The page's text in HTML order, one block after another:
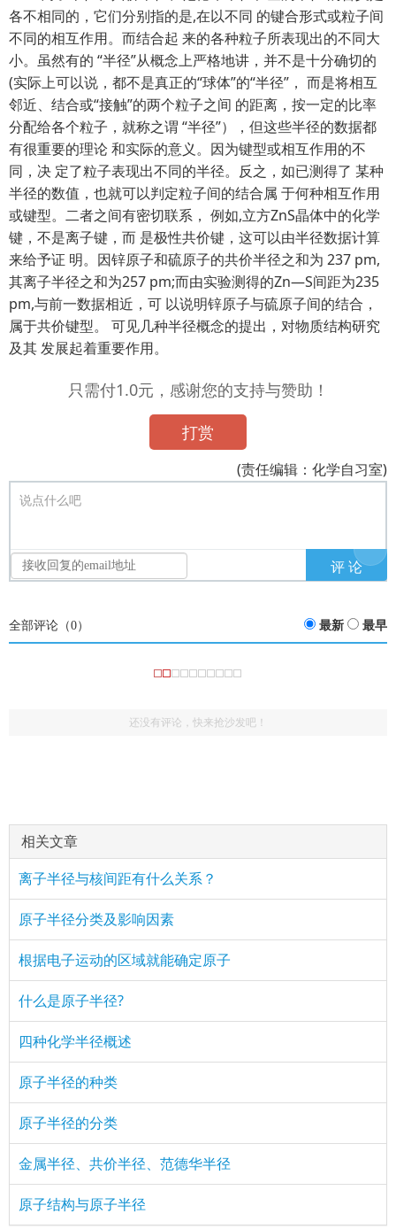
各不相同的，它们分别指的是,在以不同 的键合形式或粒子间
不同的相互作用。而结合起 来的各种粒子所表现出的不同大
小。虽然有的 “半径”从概念上严格地讲，并不是十分确切的
(实际上可以说，都不是真正的“球体”的“半径”， 而是将相互
邻近、结合或“接触”的两个粒子之间 的距离，按一定的比率
分配给各个粒子，就称之谓 “半径”），但这些半径的数据都
有很重要的理论 和实际的意义。因为键型或相互作用的不
同，决 定了粒子表现出不同的半径。反之，如已测得了 某种
半径的数值，也就可以判定粒子间的结合属 于何种相互作用
或键型。二者之间有密切联系， 例如,立方ZnS晶体中的化学
键，不是离子键，而 是极性共价键，这可以由半径数据计算
来给予证 明。因锌原子和硫原子的共价半径之和为 237 pm,
其离子半径之和为257 pm;而由实验测得的Zn—S间距为235
pm,与前一数据相近，可 以说明锌原子与硫原子间的结合，
属于共价键型。 可见几种半径概念的提出，对物质结构研究
及其 发展起着重要作用。
只需付1.0元，感谢您的支持与赞助！
打赏
(责任编辑：化学自习室)
说点什么吧
全部评论（0） 最新 最早
还没有评论，快来抢沙发吧！
相关文章
离子半径与核间距有什么关系？
原子半径分类及影响因素
根据电子运动的区域就能确定原子
什么是原子半径?
四种化学半径概述
原子半径的种类
原子半径的分类
金属半径、共价半径、范德华半径
原子结构与原子半径